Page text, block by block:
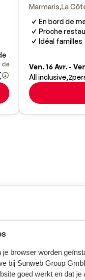
browser worden
bij Sunweb Group
goed werkt en dat je
de
Marmaris La
En bord de
Proche
Idéal familles
Ven. 16 Avr. -
All inclusive 2
En été, vous devez
sont généralement